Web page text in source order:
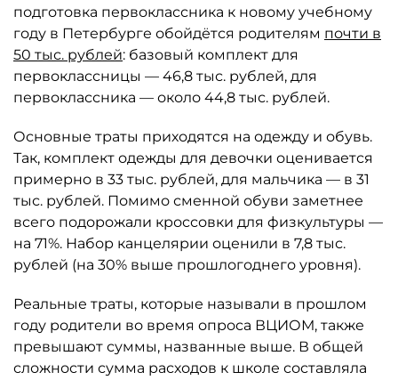
подготовка первоклассника к новому учебному
году в Петербурге обойдётся родителям почти в
50 тыс. рублей: базовый комплект для
первоклассницы — 46,8 тыс. рублей, для
первоклассника — около 44,8 тыс. рублей.
Основные траты приходятся на одежду и обувь.
Так, комплект одежды для девочки оценивается
примерно в 33 тыс. рублей, для мальчика — в 31
тыс. рублей. Помимо сменной обуви заметнее
всего подорожали кроссовки для физкультуры —
на 71%. Набор канцелярии оценили в 7,8 тыс.
рублей (на 30% выше прошлогоднего уровня).
Реальные траты, которые называли в прошлом
году родители во время опроса ВЦИОМ, также
превышают суммы, названные выше. В общей
сложности сумма расходов к школе составляла